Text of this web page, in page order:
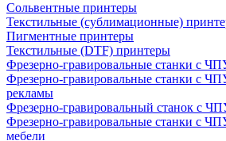
Сольвентные принтеры
Текстильные (сублимационные)
Пигментные принтеры
Текстильные (DTF) принтеры
Фрезерно-гравировальные станки с
Фрезерно-гравировальные станки с
рекламы
Фрезерно-гравировальный станок с
Фрезерно-гравировальные станки с
мебели